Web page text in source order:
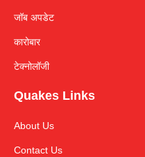
जॉब अपडेट
कारोबार
टेक्नोलॉजी
Quakes Links
About Us
Contact Us